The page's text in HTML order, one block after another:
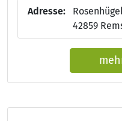
Adresse:
42859